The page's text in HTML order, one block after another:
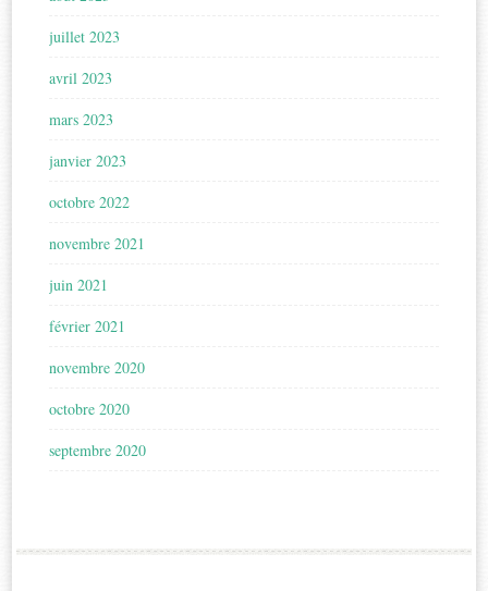
juillet 2023
avril 2023
mars 2023
janvier 2023
octobre 2022
novembre 2021
juin 2021
février 2021
novembre 2020
octobre 2020
septembre 2020